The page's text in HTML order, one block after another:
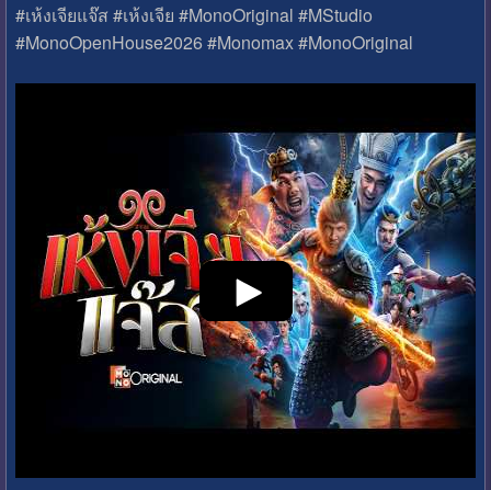
#เห้งเจียแจ๊ส #เห้งเจีย #MonoOriginal #MStudio
#MonoOpenHouse2026 #Monomax #MonoOriginal